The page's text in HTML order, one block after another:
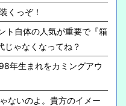
くっぞ！
ト自体の人気が重要で『箱
じゃなくなってね？
年生まれをカミングアウ
ないのよ。貴方のイメー